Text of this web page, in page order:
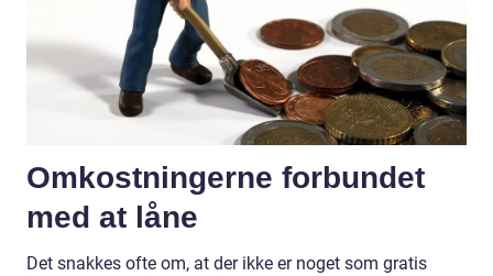
Omkostningerne forbundet
med at låne
Det snakkes ofte om, at der ikke er noget som gratis